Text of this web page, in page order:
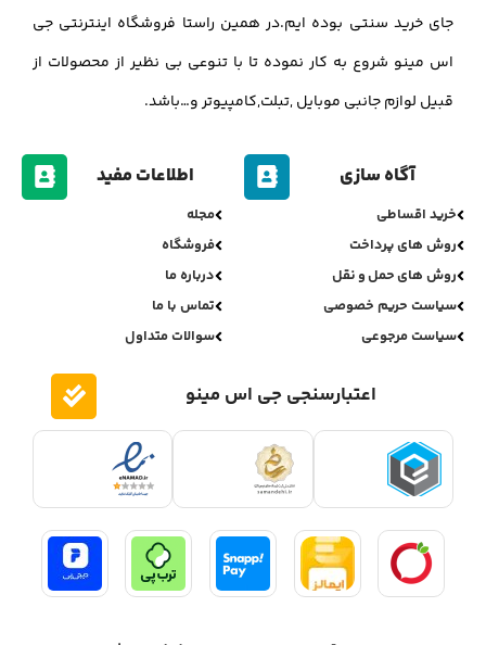
جای خرید سنتی بوده ایم.در همین راستا فروشگاه اینترنتی جی
اس مینو شروع به کار نموده تا با تنوعی بی نظیر از محصولات از
قبیل لوازم جانبی موبایل ,تبلت,کامپیوتر و…باشد.
آگاه سازی
خرید اقساطی
روش های پرداخت
روش های حمل و نقل
سیاست حریم خصوصی
سیاست مرجوعی
اطلاعات مفید
مجله
فروشگاه
درباره ما
تماس با ما
سوالات متداول
اعتبارسنجی جی اس مینو